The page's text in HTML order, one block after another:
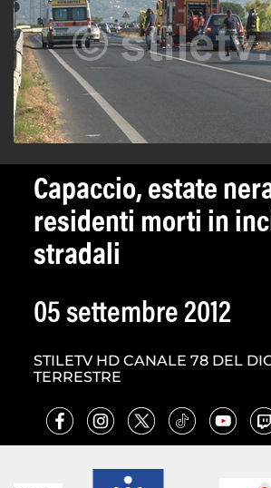
Capaccio, estate
residenti morti in
stradali
05 settembre 2012
STILETV HD CANALE 78 DEL
TERRESTRE